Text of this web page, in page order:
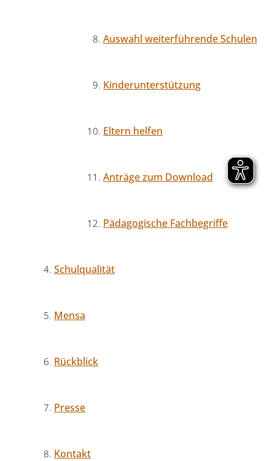
Auswahl weiterführende Schulen
Kinderunterstützung
Eltern helfen
Anträge zum Download
Pädagogische Fachbegriffe
Schulqualität
Mensa
Rückblick
Presse
Kontakt